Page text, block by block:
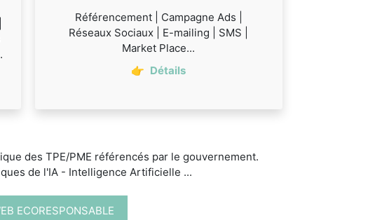
Référencement | Campagne Ads |
Réseaux Sociaux | E-mailing | SMS |
Market Place...
👉 Détails
des TPE/PME référencés par le gouvernement.
de l'IA - Intelligence Artificielle ...
ECORESPONSABLE